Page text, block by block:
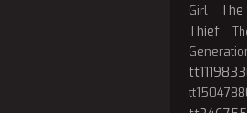
Girl
The
Thief